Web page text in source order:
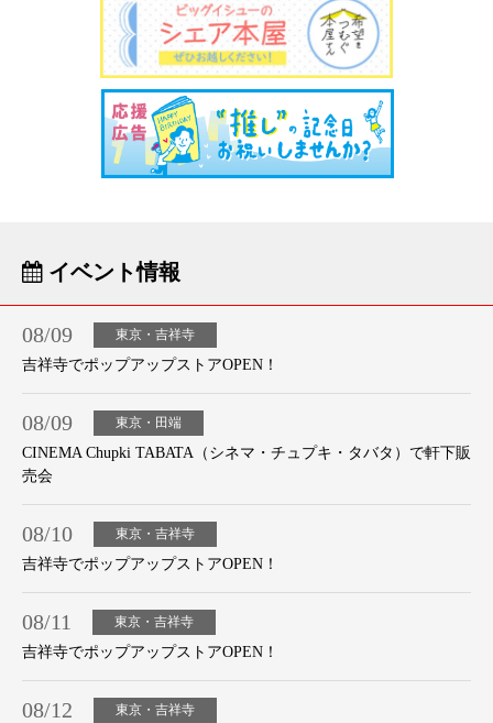
イベント情報
08/09 東京・吉祥寺
吉祥寺でポップアップストアOPEN！
08/09 東京・田端
CINEMA Chupki TABATA（シネマ・チュプキ・タバタ）で軒下販
売会
08/10 東京・吉祥寺
吉祥寺でポップアップストアOPEN！
08/11 東京・吉祥寺
吉祥寺でポップアップストアOPEN！
08/12 東京・吉祥寺